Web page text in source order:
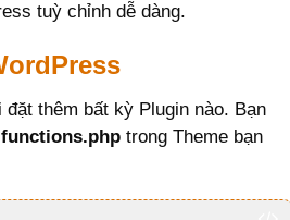
tuỳ chỉnh dễ dàng.
thêm bất kỳ Plugin nào. Bạn
functions.php trong Theme bạn